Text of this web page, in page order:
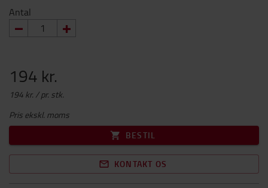
Antal
194 kr.
194 kr. / pr. stk.
Pris ekskl. moms
BESTIL
KONTAKT OS